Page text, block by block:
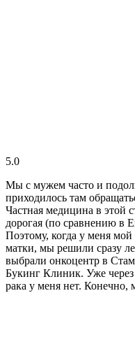
5.0
Мы с мужем часто и
приходилось там
Частная медицина в этой
дорогая (по сравнению в
Поэтому, когда у меня
матки, мы решили сразу
выбрали онкоцентр в
Букинг Клиник. Уже через
рака у меня нет.